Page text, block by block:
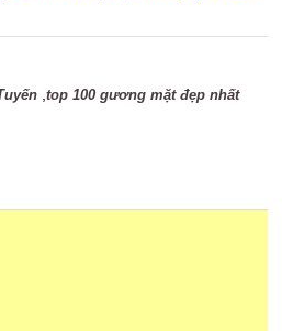
,top 100 gương mặt đẹp nhất